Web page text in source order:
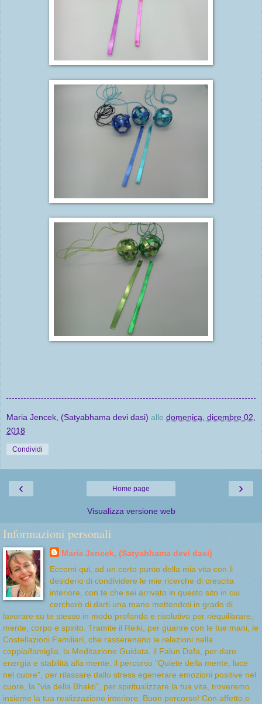
Maria Jencek, (Satyabhama devi dasi) alle domenica, dicembre 02,
2018
Condividi
‹ ›
Home page
Visualizza versione web
Informazioni personali
Maria Jencek, (Satyabhama devi dasi)
Eccomi qui, ad un certo punto della mia vita con il
desiderio di condividere le mie ricerche di crescita
interiore, con te che sei arrivato in questo sito in cui
cercherò di darti una mano mettendoti in grado di
lavorare su te stesso in modo profondo e risolutivo per riequilibrare,
mente, corpo e spirito. Tramite il Reiki, per guarire con le tue mani, le
Costellazioni Familiari, che rasserenano le relazioni nella
coppia/famiglia, la Meditazione Guidata, il Falun Dafa, per dare
energia e stabilità alla mente, il percorso "Quiete della mente, luce
nel cuore", per rilassare dallo stress egenerare emozioni positive nel
cuore, la "via della Bhakti", per spiritualizzare la tua vita, troveremo
insieme la tua realizzazione interiore. Buon percorso! Con affetto,e